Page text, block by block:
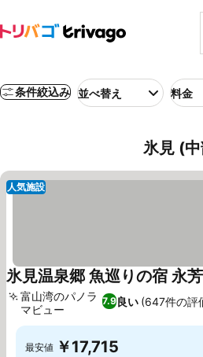
条件絞込み 並べ替え 料金
氷見 (
人気施設
氷見温泉郷 魚巡りの宿 永
7.9良い (647件の評
富山湾のパノラ
マビュー
最安値 ￥17,715